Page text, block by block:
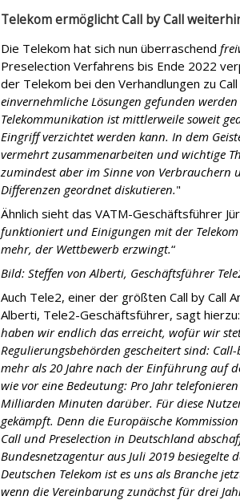
Telekom ermöglicht Call by Call
Die Telekom hat sich nun überraschend
Preselection Verfahrens bis Ende 2022
der Telekom bei den Verhandlungen zu Call
einvernehmliche Lösungen gefunden
Telekommunikation ist mittlerweile soweit
Eingriff verzichtet werden kann. In dem
vermehrt zusammenarbeiten und wichtige
zumindest aber im Sinne von Verbrauchern
Differenzen geordnet diskutieren."
Ähnlich sieht das VATM-Geschäftsführer
funktioniert und Einigungen mit der
mehr, der Wettbewerb erzwingt.“
Bild: Steffen von Alberti, Geschäftsführer
Auch Tele2, einer der größten Call by Call
Alberti, Tele2-Geschäftsführer, sagt
haben wir endlich das erreicht, wofür wir
Regulierungsbehörden gescheitert sind:
mehr als 20 Jahre nach der Einführung auf
wie vor eine Bedeutung: Pro Jahr
Milliarden Minuten darüber. Für diese
gekämpft. Denn die Europäische
Call und Preselection in Deutschland
Bundesnetzagentur aus Juli 2019
Deutschen Telekom ist es uns als Branche
wenn die Vereinbarung zunächst für drei